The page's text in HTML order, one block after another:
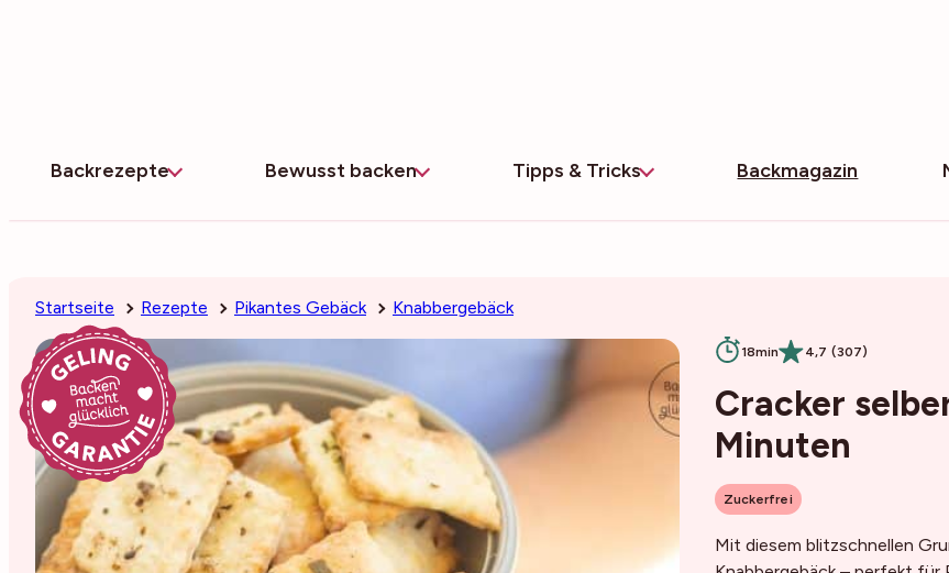
Backrezepte Bewusst backen Tipps & Tricks Backmagazin
Startseite Rezepte Pikantes Gebäck Knabbergebäck
18min 4,7 (307)
Cracker
Minuten
Zuckerfrei
Mit diesem blitzschnellen